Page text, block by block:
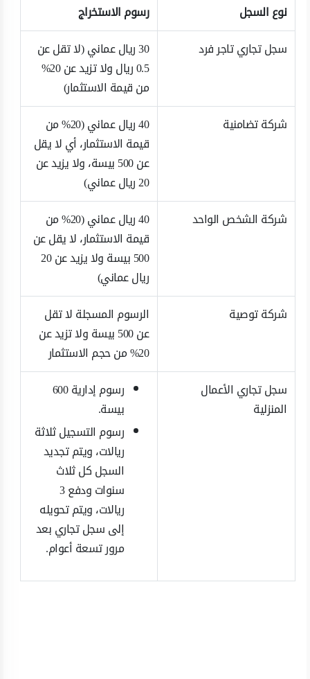
نوع السجل
رسوم الاستخراج
سجل تجاري تاجر فرد
30 ريال عماني (لا تقل عن
0.5 ريال ولا تزيد عن 20%
من قيمة الاستثمار)
شركة تضامنية
40 ريال عماني (20% من
قيمة الاستثمار، أي لا يقل
عن 500 بيسة، ولا يزيد عن
20 ريال عماني)
شركة الشخص الواحد
40 ريال عماني (20% من
قيمة الاستثمار، لا يقل عن
500 بيسة ولا يزيد عن 20
ريال عماني)
شركة توصية
الرسوم المسجلة لا تقل
عن 500 بيسة ولا تزيد عن
20% من حجم الاستثمار
سجل تجاري الأعمال
المنزلية
رسوم إدارية 600
بيسة.
رسوم التسجيل ثلاثة
ريالات، ويتم تجديد
السجل كل ثلاث
سنوات ودفع 3
ريالات، ويتم تحويله
إلى سجل تجاري بعد
مرور تسعة أعوام.